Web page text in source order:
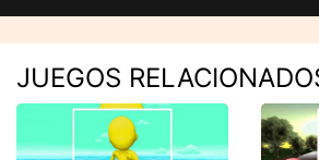
JUEGOS